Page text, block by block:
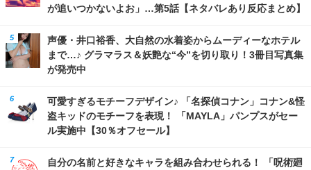
が追いつかないよお」…第5話【ネタバレあり反応まとめ】
声優・井口裕香、大自然の水着姿からムーディーなホテル
まで…♪ グラマラス＆妖艶な“今”を切り取り！3冊目写真集
が発売中
可愛すぎるモチーフデザイン♪ 「名探偵コナン」コナン&怪
盗キッドのモチーフを表現！ 「MAYLA」パンプスがセー
ル実施中【30％オフセール】
自分の名前と好きなキャラを組み合わせられる！ 「呪術廻